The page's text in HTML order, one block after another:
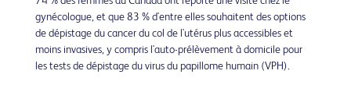
gynécologue, et que 83 % d'entre elles souhaitent des options
de dépistage du cancer du col de l'utérus plus accessibles et
moins invasives, y compris l'auto-prélèvement à domicile pour
les tests de dépistage du virus du papillome humain (VPH).